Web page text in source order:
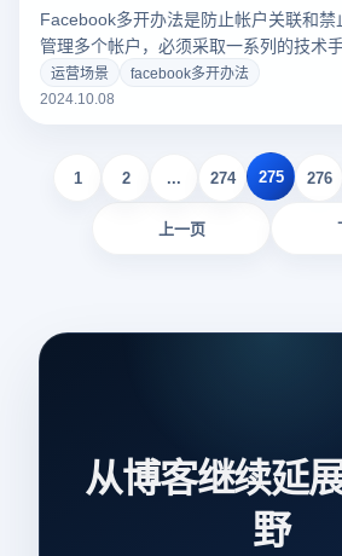
Facebook多开办法是防止帐户关联和
管理多个帐户，必须采取一系列的技术
一，可利用指纹浏览器(众多登多开浏览
独的虚拟环境，通过模拟不同的浏览器
位置的单个客户。第二，利用优质的代
户同时使用相同的IP地址，减少
行的频率进行切换的风险控制。
运营场景
facebook多开办法
2024.10.08
上一页
1 2 ... 274 275 276
从博客继续延
野